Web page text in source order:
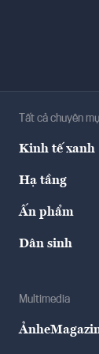
Tất cả chuyên
Kinh tế xanh
Hạ tầng
Ấn phẩm
Dân sinh
Multimedia
Ảnh